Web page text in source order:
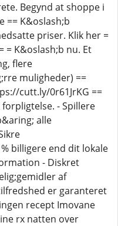
Begynd at shoppe i
== K&oslash;b
priser. Klik her =
= K&oslash;b nu. Et
flere
muligheder) ==
cutt.ly/0r61JrKG ==
- Spillere
alle
billigere end dit lokale
- Diskret
af
er garanteret
recept Imovane
rx natten over